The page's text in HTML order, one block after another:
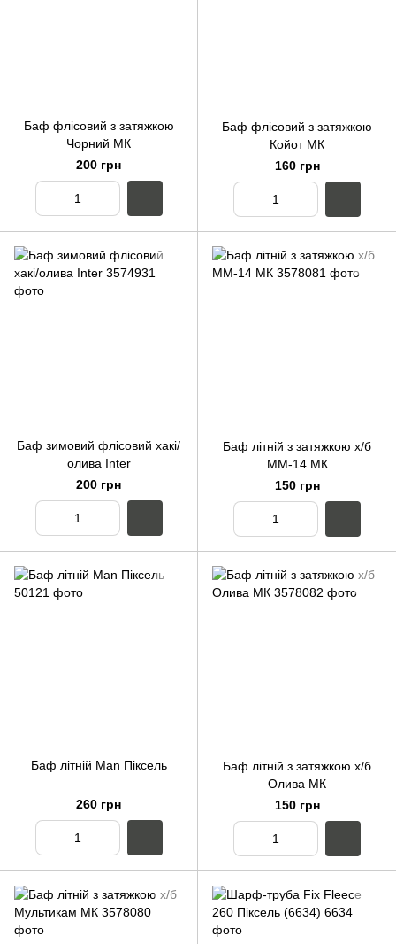
Баф флісовий з затяжкою
Чорний МК
200 грн
Баф флісовий з затяжкою
Койот МК
160 грн
Баф зимовий флісовий хакі/
олива Inter
200 грн
Баф літній з затяжкою х/б
ММ-14 МК
150 грн
Баф літній Man Піксель
260 грн
Баф літній з затяжкою х/б
Олива МК
150 грн